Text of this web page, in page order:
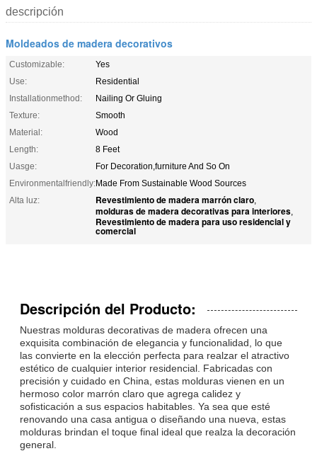
descripción
Moldeados de madera decorativos
Customizable:
Yes
Use:
Residential
Installationmethod:
Nailing Or Gluing
Texture:
Smooth
Material:
Wood
Length:
8 Feet
Uasge:
For Decoration,furniture And So On
Environmentalfriendly:Made From Sustainable Wood Sources
Alta luz:
Revestimiento de madera marrón claro,
molduras de madera decorativas para interiores,
Revestimiento de madera para uso residencial y
comercial
Descripción del Producto:
Nuestras molduras decorativas de madera ofrecen una
exquisita combinación de elegancia y funcionalidad, lo que
las convierte en la elección perfecta para realzar el atractivo
estético de cualquier interior residencial. Fabricadas con
precisión y cuidado en China, estas molduras vienen en un
hermoso color marrón claro que agrega calidez y
sofisticación a sus espacios habitables. Ya sea que esté
renovando una casa antigua o diseñando una nueva, estas
molduras brindan el toque final ideal que realza la decoración
general.